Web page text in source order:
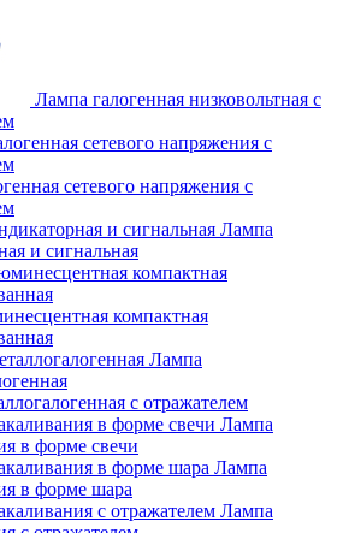
Лампа галогенная низковольтная с
сетевого напряжения с
Лампа
и сигнальная
компактная
Лампа
с отражателем
Лампа
в форме свечи
Лампа
в форме шара
Лампа